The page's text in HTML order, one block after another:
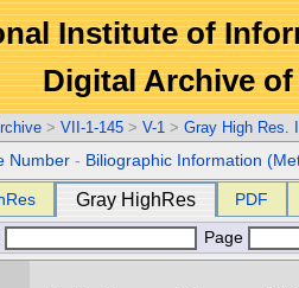
Institute of
Digital Archive
> VII-1-145 > V-1 > Gray High Res.
Number - Biliographic Information
Gray HighRes PDF
Page